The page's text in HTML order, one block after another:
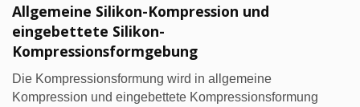
Allgemeine Silikon-Kompression und
eingebettete Silikon-
Kompressionsformgebung
Die Kompressionsformung wird in allgemeine
Kompression und eingebettete Kompressionsformung